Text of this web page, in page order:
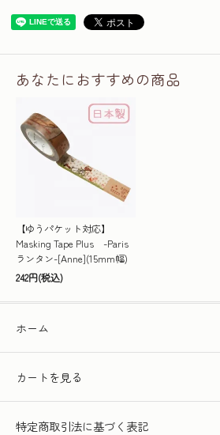
あなたにおすすめの商品
【ゆうパケット対応】
Masking Tape Plus -Paris
ランタン-[Anne](15mm幅)
242円(税込)
ホーム
カートを見る
特定商取引法に基づく表記